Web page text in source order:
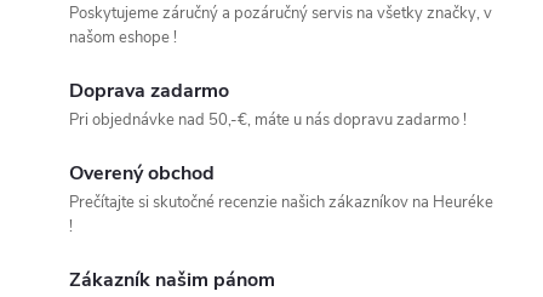
Poskytujeme záručný a pozáručný servis na všetky značky, v
našom eshope !
Doprava zadarmo
Pri objednávke nad 50,-€, máte u nás dopravu zadarmo !
Overený obchod
Prečítajte si skutočné recenzie našich zákazníkov na Heuréke
!
Zákazník našim pánom